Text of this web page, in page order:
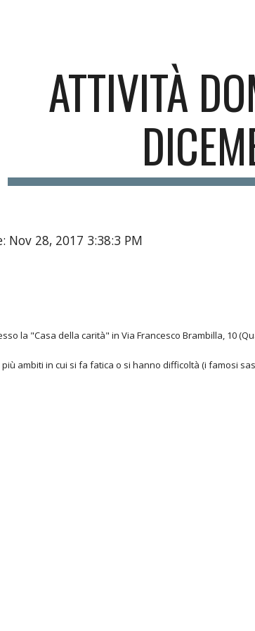
ATTIVITÀ
Nov 28, 2017 3:38:3 PM
la "Casa della carità" in Via Francesco Brambilla, 10
ambiti in cui si fa fatica o si hanno difficoltà (i famosi